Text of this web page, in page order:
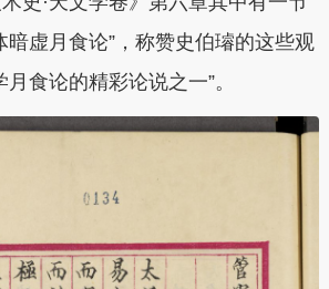
暗虚月食论”，称赞史伯璿的这些观
食论的精彩论说之一”。